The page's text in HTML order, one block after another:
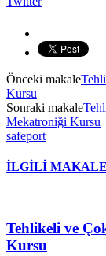
Önceki makale
Kursu
Sonraki makale
Mekatroniği Kursu
safeport
İLGİLİ
Tehlikeli ve
Kursu